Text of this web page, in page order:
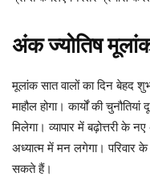
अंक ज्योतिष
मूलांक सात वालों का दिन बेहद
माहौल होगा। कार्यों की
मिलेगा। व्यापार में बढ़ोत्तरी के
अध्यात्म में मन लगेगा। परिवार
सकते हैं।